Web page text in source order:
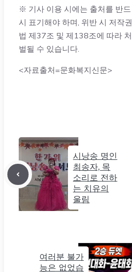
※ 기사 이용 시에는 출처를 반드
시 표기해야 하며, 위반 시 저작권
법 제37조 및 제138조에 따라 처
벌될 수 있습니다.
<자료출처=문화복지신문>
시낭송 명인
최송자, 목
소리로 전하
는 치유의
울림
여러분 불가
능은 없었습